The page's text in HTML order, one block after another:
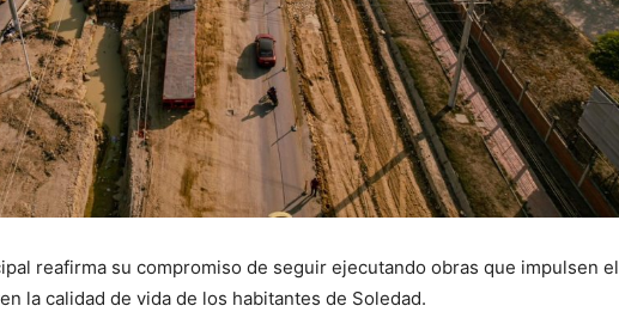
reafirma su compromiso de seguir ejecutando obras que impulsen el
la calidad de vida de los habitantes de Soledad.